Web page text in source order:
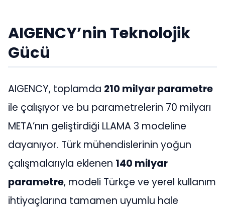
AIGENCY’nin Teknolojik
Gücü
AIGENCY, toplamda 210 milyar parametre
ile çalışıyor ve bu parametrelerin 70 milyarı
META’nın geliştirdiği LLAMA 3 modeline
dayanıyor. Türk mühendislerinin yoğun
çalışmalarıyla eklenen 140 milyar
parametre, modeli Türkçe ve yerel kullanım
ihtiyaçlarına tamamen uyumlu hale